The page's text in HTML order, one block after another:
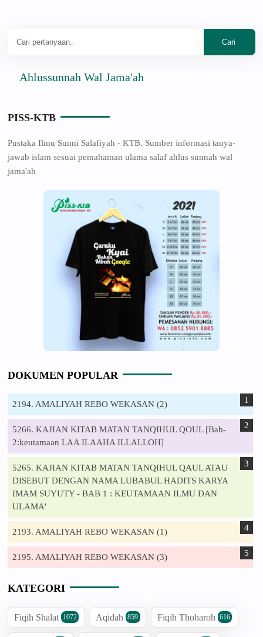
Ahlussunnah Wal Jama'ah
PISS-KTB
Pustaka Ilmu Sunni Salafiyah - KTB. Sumber informasi tanya-
jawab islam sesuai pemahaman ulama salaf ahlus sunnah wal
jama'ah
DOKUMEN POPULAR
2194. AMALIYAH REBO WEKASAN (2)
5266. KAJIAN KITAB MATAN TANQIHUL QOUL [Bab-
2:keutamaan LAA ILAAHA ILLALLOH]
5265. KAJIAN KITAB MATAN TANQIHUL QAUL ATAU
DISEBUT DENGAN NAMA LUBABUL HADITS KARYA
IMAM SUYUTY - BAB 1 : KEUTAMAAN ILMU DAN
ULAMA'
2193. AMALIYAH REBO WEKASAN (1)
2195. AMALIYAH REBO WEKASAN (3)
KATEGORI
Fiqih Shalat 1072 Aqidah 859 Fiqih Thoharoh 616